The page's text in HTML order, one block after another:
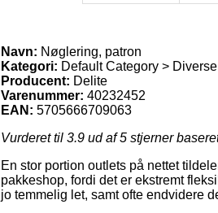
Navn: Nøglering, patron
Kategori: Default Category >
Producent: Delite
Varenummer: 40232452
EAN: 5705666709063
Vurderet til 3.9 ud af 5 stjerner
En stor portion outlets på nettet
pakkeshop, fordi det er ekstremt
jo temmelig let, samt ofte endvidere